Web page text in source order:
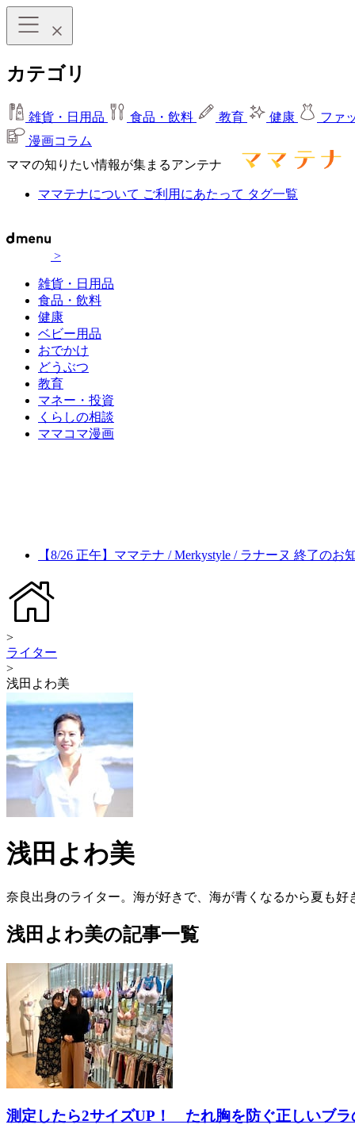
カテゴリ
雑貨・日用品 食品・飲料 教育 健康
ファ
漫画コラム
ママの知りたい情報が集まるアンテナ
ママテナについて ご利用にあたって タグ一覧
>
雑貨・日用品
食品・飲料
健康
ベビー用品
おでかけ
どうぶつ
教育
マネー・投資
くらしの相談
ママコマ漫画
【8/26 正午】ママテナ / Merkystyle / ラナーヌ 終了のお
>
ライター
>
浅田よわ美
浅田よわ美
奈良出身のライター。海が好きで、海が青くなるから夏も
浅田よわ美の記事一覧
測定したら2サイズUP！ たれ胸を防ぐ正しいブラ